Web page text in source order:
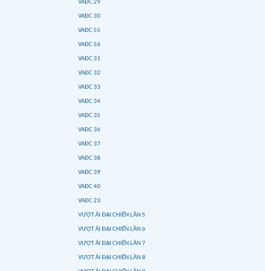
VAĐC 29
VAĐC 30
VAĐC 55
VAĐC 56
VAĐC 31
VAĐC 32
VAĐC 33
VAĐC 34
VAĐC 35
VAĐC 36
VAĐC 37
VAĐC 38
VAĐC 39
VAĐC 40
VAĐC 23
VƯỢT ẢI ĐẠI CHIẾN LẦN 5
VƯỢT ẢI ĐẠI CHIẾN LẦN 6
VƯỢT ẢI ĐẠI CHIẾN LẦN 7
VƯỢT ẢI ĐẠI CHIẾN LẦN 8